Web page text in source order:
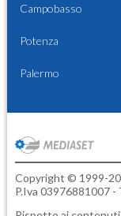
Campobasso
Potenza
Palermo
Copyright © 1999-
P.Iva 03976881007